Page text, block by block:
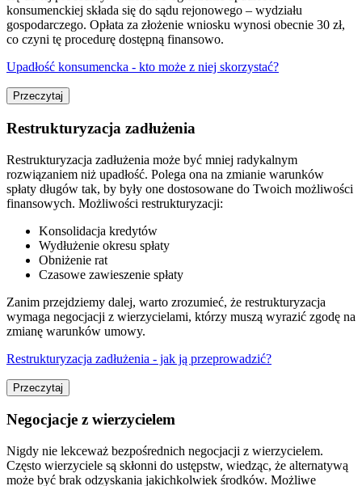
konsumenckiej składa się do sądu rejonowego – wydziału
gospodarczego. Opłata za złożenie wniosku wynosi obecnie 30 zł,
co czyni tę procedurę dostępną finansowo.
Upadłość konsumencka - kto może z niej skorzystać?
Przeczytaj
Restrukturyzacja zadłużenia
Restrukturyzacja zadłużenia może być mniej radykalnym
rozwiązaniem niż upadłość. Polega ona na zmianie warunków
spłaty długów tak, by były one dostosowane do Twoich możliwości
finansowych. Możliwości restrukturyzacji:
Konsolidacja kredytów
Wydłużenie okresu spłaty
Obniżenie rat
Czasowe zawieszenie spłaty
Zanim przejdziemy dalej, warto zrozumieć, że restrukturyzacja
wymaga negocjacji z wierzycielami, którzy muszą wyrazić zgodę na
zmianę warunków umowy.
Restrukturyzacja zadłużenia - jak ją przeprowadzić?
Przeczytaj
Negocjacje z wierzycielem
Nigdy nie lekceważ bezpośrednich negocjacji z wierzycielem.
Często wierzyciele są skłonni do ustępstw, wiedząc, że alternatywą
może być brak odzyskania jakichkolwiek środków. Możliwe